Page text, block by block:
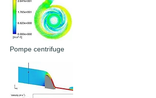
Pompe centrifuge